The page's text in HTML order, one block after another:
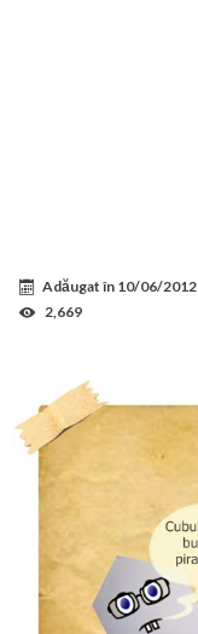
Adăugat în 10/06/2012
2,669